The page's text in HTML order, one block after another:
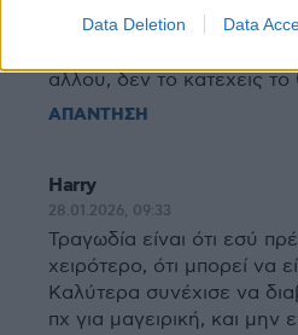
Data Deletion Data
28.01.2026, 09:57
αλλου, δεν το κατεχεις το
ΑΠΑΝΤΗΣΗ
Harry
28.01.2026, 09:33
Τραγωδία είναι ότι εσύ
χειρότερο, ότι μπορεί να
Καλύτερα συνέχισε να
πχ για μαγειρική, και μην